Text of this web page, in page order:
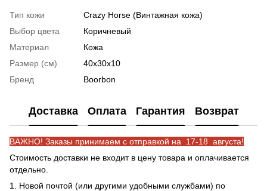
Тип кожи
Crazy Horse (Винтажная кожа)
Выбор цвета
Коричневый
Материал
Кожа
Размер (см)
40х30х10
Бренд
Boorbon
Доставка Оплата Гарантия Возврат
ВАЖНО! Заказы принимаем с отправкой на 17-18 августа!
Стоимость доставки не входит в цену товара и оплачивается
отдельно.
1. Новой почтой (или другими удобными службами) по